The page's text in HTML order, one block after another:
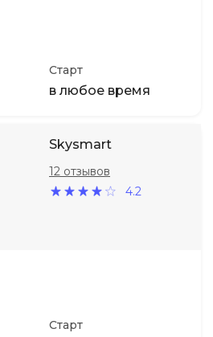
Старт
в любое время
Skysmart
4.2
12 отзывов
Старт